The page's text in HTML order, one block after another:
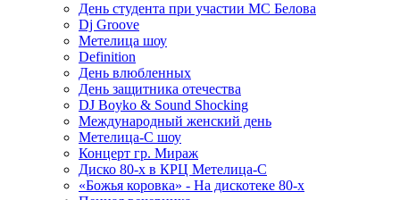
День студента при участии МС Белова
Dj Groove
Метелица шоу
Definition
День влюбленных
День защитника отечества
DJ Boyko & Sound Shocking
Международный женский день
Метелица-С шоу
Концерт гр. Мираж
Диско 80-х в КРЦ Метелица-С
«Божья коровка» - На дискотеке 80-х